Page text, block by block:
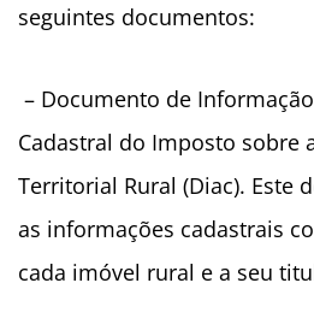
seguintes documentos:
– Documento de
Cadastral do Imposto sobre
Territorial Rural (Diac). Este
as informações cadastrais
cada imóvel rural e a seu